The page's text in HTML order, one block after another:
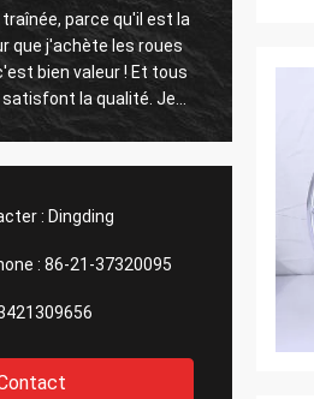
parce qu'il est la
que j'achète les roues
bien valeur ! Et tous
la qualité. Je
la livraison rapide
: Dingding
: 86-21-37320095